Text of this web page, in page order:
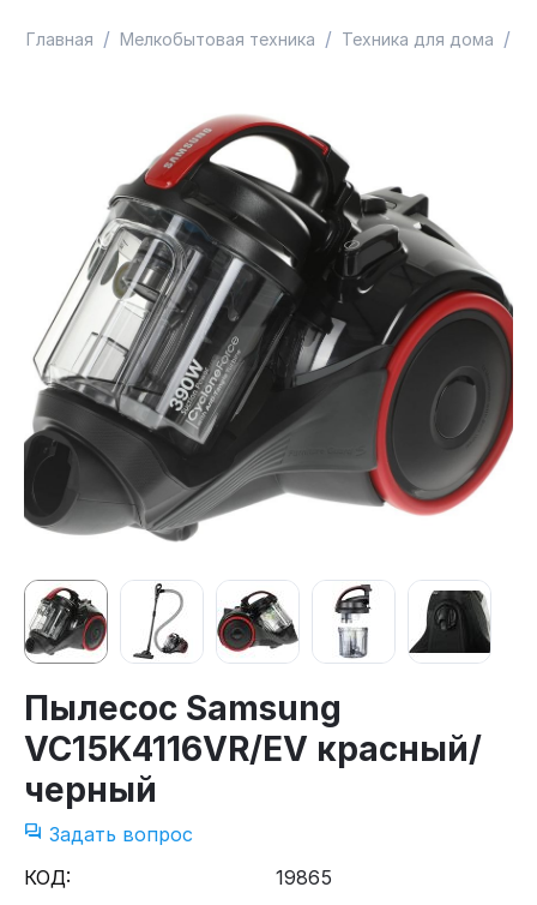
Главная / Мелкобытовая техника / Техника для дома /
Пылесос Samsung
VC15K4116VR/EV красный/
черный
Задать вопрос
КОД:
19865